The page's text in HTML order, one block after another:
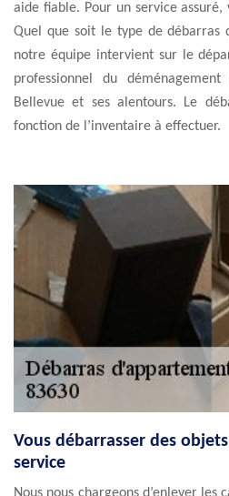
aide fiable. Pour un service assuré,
Quel que soit le type de débarras
notre équipe intervient sur le
professionnel du
Bellevue et ses alentours. Le
fonction de l’inventaire à effectuer.
Vous débarrasser des
service